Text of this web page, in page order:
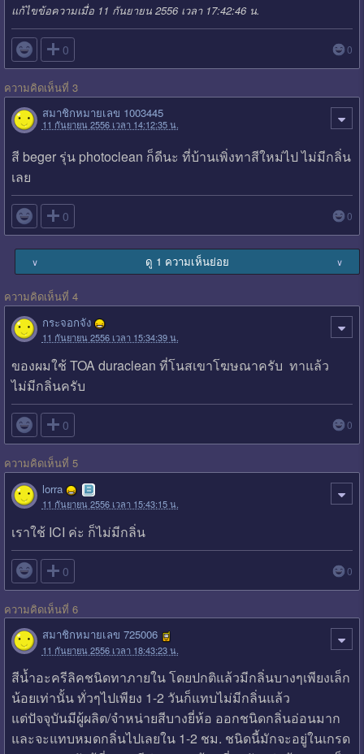
แก้ไขข้อความเมื่อ 11 กันยายน 2556 เวลา 17:42:46 น.
 0 0
ความคิดเห็นที่ 3
สมาชิกหมายเลข 1003445
11 กันยายน 2556 เวลา 14:12:35 น.
สี beger รุ่น photoclean ก็ดีนะ ที่บ้านเพิ่งทาสีใหม่ไป ไม่มีกลิ่น
เลย
 0 0
∨ ดู 1 ความเห็นย่อย ∨
ความคิดเห็นที่ 4
กระจอกจัง
11 กันยายน 2556 เวลา 15:34:39 น.
ของผมใช้ TOA duraclean ที่โนสเขาโฆษณาครับ ทาแล้ว
ไม่มีกลิ่นครับ
 0 0
ความคิดเห็นที่ 5
lorra
11 กันยายน 2556 เวลา 15:43:15 น.
เราใช้ ICI ค่ะ ก็ไม่มีกลิ่น
 0 0
ความคิดเห็นที่ 6
สมาชิกหมายเลข 725006
11 กันยายน 2556 เวลา 18:43:23 น.
สีน้ำอะครีลิคชนิดทาภายใน โดยปกติแล้วมีกลิ่นบางๆเพียงเล็ก
น้อยเท่านั้น ทั่วๆไปเพียง 1-2 วันก็แทบไม่มีกลิ่นแล้ว
แต่ปัจจุบันมีผู้ผลิต/จำหน่ายสีบางยี่ห้อ ออกชนิดกลิ่นอ่อนมาก
และจะแทบหมดกลิ่นไปเลยใน 1-2 ชม. ชนิดนี้มักจะอยู่ในเกรด